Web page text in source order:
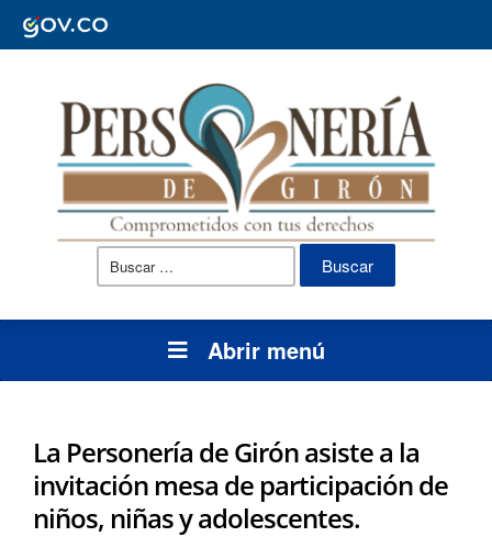
Buscar:
Abrir menú
La Personería de Girón asiste a la
invitación mesa de participación de
niños, niñas y adolescentes.